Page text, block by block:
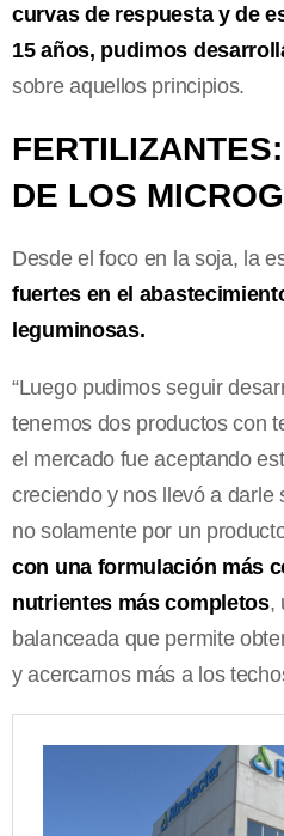
curvas de respuesta y de
15 años, pudimos
sobre aquellos principios.
DE LOS
Desde el foco en la soja, la
fuertes en el
leguminosas.
“Luego pudimos seguir
tenemos dos productos con
el mercado fue aceptando
creciendo y nos llevó a darle
no solamente por un
con una formulación más
nutrientes más completos,
balanceada que permite
y acercarnos más a los